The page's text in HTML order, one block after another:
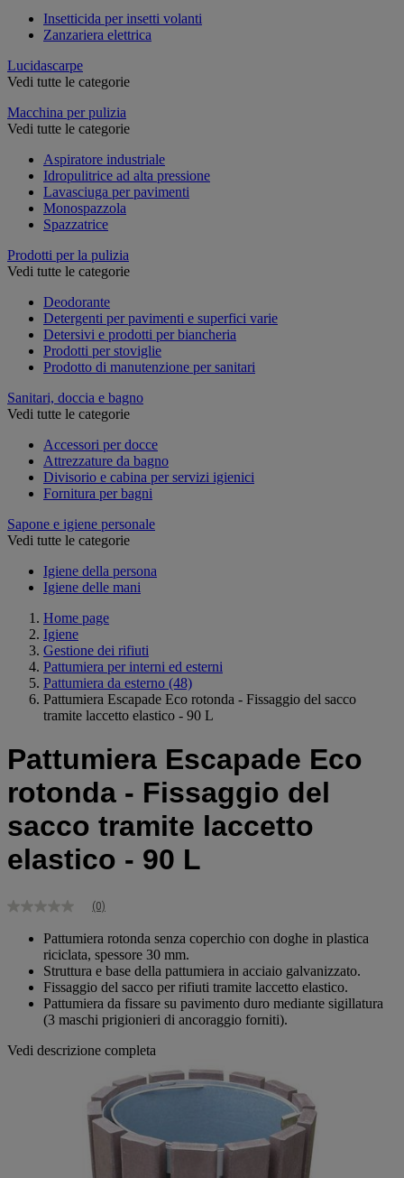
Insetticida per insetti volanti
Zanzariera elettrica
Lucidascarpe
Vedi tutte le categorie
Macchina per pulizia
Vedi tutte le categorie
Aspiratore industriale
Idropulitrice ad alta pressione
Lavasciuga per pavimenti
Monospazzola
Spazzatrice
Prodotti per la pulizia
Vedi tutte le categorie
Deodorante
Detergenti per pavimenti e superfici varie
Detersivi e prodotti per biancheria
Prodotti per stoviglie
Prodotto di manutenzione per sanitari
Sanitari, doccia e bagno
Vedi tutte le categorie
Accessori per docce
Attrezzature da bagno
Divisorio e cabina per servizi igienici
Fornitura per bagni
Sapone e igiene personale
Vedi tutte le categorie
Igiene della persona
Igiene delle mani
Home page
Igiene
Gestione dei rifiuti
Pattumiera per interni ed esterni
Pattumiera da esterno (48)
Pattumiera Escapade Eco rotonda - Fissaggio del sacco
tramite laccetto elastico - 90 L
Pattumiera Escapade Eco
rotonda - Fissaggio del
sacco tramite laccetto
elastico - 90 L
Nessuna
Stesso
pagina.
(0)
Pattumiera rotonda senza coperchio con doghe in plastica
riciclata, spessore 30 mm.
Struttura e base della pattumiera in acciaio galvanizzato.
Fissaggio del sacco per rifiuti tramite laccetto elastico.
Pattumiera da fissare su pavimento duro mediante sigillatura
(3 maschi prigionieri di ancoraggio forniti).
Vedi descrizione completa